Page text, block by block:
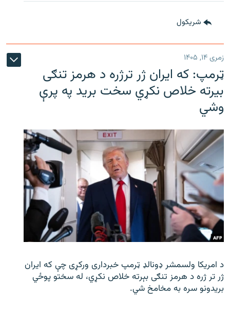
شريکول
زمری ۱۴, ۱۴۰۵
ټرمپ: که ایران ژر ترژره د هرمز تنګی
بیرته خلاص نکړي سخت برید په پرې
وشي
د امریکا ولسمشر ډونالډ ټرمپ خبرداری ورکړی چې که ایران
ژر تر ژره د هرمز تنګی بېرته خلاص نکړي، له سختو پوځي
بریدونو سره به مخامخ شي.